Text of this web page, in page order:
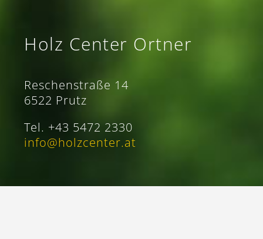
Holz Center Ortner
Reschenstraße 14
6522 Prutz
Tel. +43 5472 2330
info@holzcenter.at